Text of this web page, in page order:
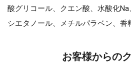
酸グリコール、クエン酸、水酸化
シエタノール、メチルパラベン、香
お客様からの